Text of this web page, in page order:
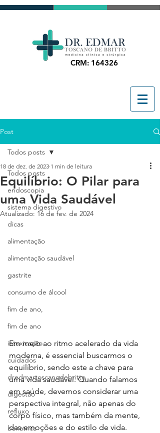
CRM: 164326
Post
Todos posts
endoscopia
sistema digestivo
dicas
alimentação
alimentação saudável
gastrite
consumo de álcool
fim de ano,
fim de ano
intoxicação
cuidados
dredmartoscanodebritto
digestão
refluxo
bariatrica
Todos posts
Equilíbrio: O Pilar para
uma Vida Saudável
18 de dez. de 2023 1 min de leitura
Atualizado: 16 de fev. de 2024
Em meio ao ritmo acelerado da vida
moderna, é essencial buscarmos o
equilíbrio, sendo este a chave para
uma vida saudável. Quando falamos
em saúde, devemos considerar uma
perspectiva integral, não apenas do
corpo físico, mas também da mente,
das emoções e do estilo de vida.